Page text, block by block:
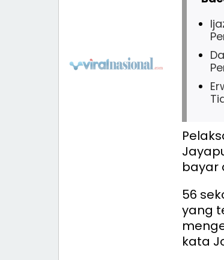
bayar
56
yang
kata